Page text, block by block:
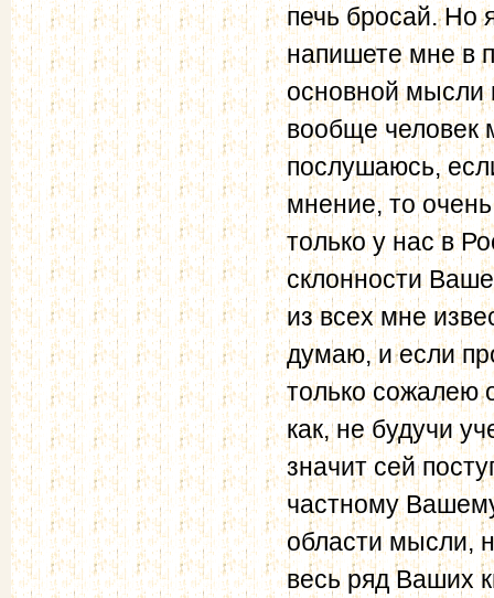
печь бросай. Но
напишете мне в
основной мысли
вообще человек
послушаюсь,
мнение, то
только у нас в
склонности
из всех мне
думаю, и если
только сожалею
как, не будучи
значит сей
частному
области мысли,
весь ряд Ваших